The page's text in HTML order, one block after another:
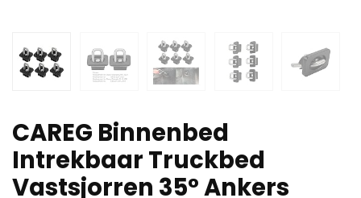
CAREG Binnenbed
Intrekbaar Truckbed
Vastsjorren 35° Ankers